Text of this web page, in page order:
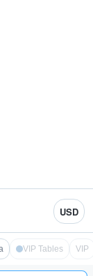
USD
VIP Tables VIP